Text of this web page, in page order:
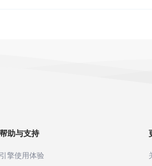
帮助与支持
引擎使用体验